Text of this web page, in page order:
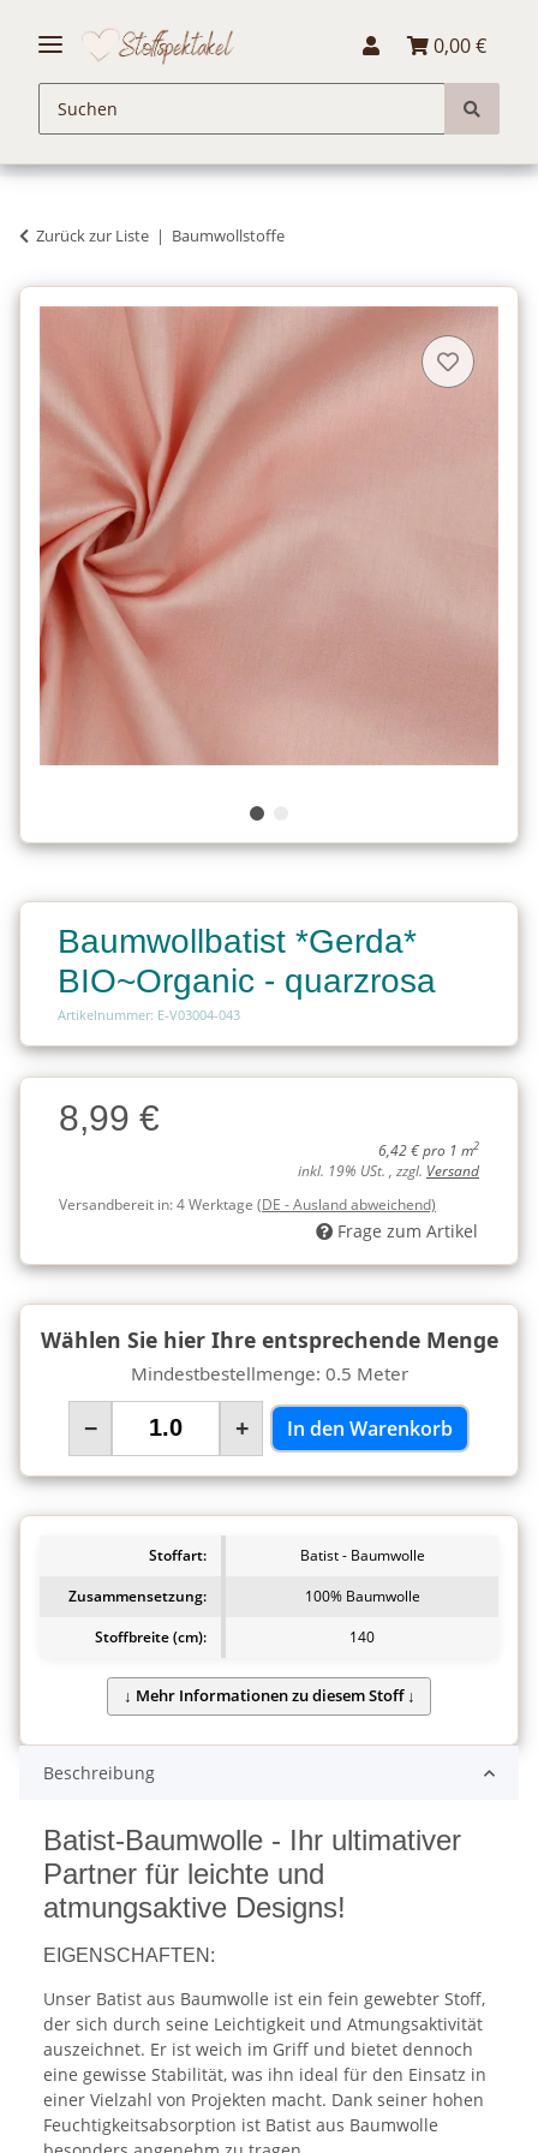
0,00 €
Zurück zur Liste Baumwollstoffe
Baumwollbatist *Gerda*
BIO~Organic - quarzrosa
Artikelnummer: E-V03004-043
Charge
Charge8,99 €
6,42 € pro 1 m2
inkl. 19% USt. , zzgl. Versand
Versandbereit in:4 Werktage (DE - Ausland abweichend)
Frage zum Artikel
Wählen Sie hier Ihre entsprechende Menge
Mindestbestellmenge: 0.5 Meter
− + In den Warenkorb
Stoffart:
Batist - Baumwolle
Zusammensetzung:
100% Baumwolle
Stoffbreite (cm):
140
Beschreibung
Batist-Baumwolle - Ihr ultimativer
Partner für leichte und
atmungsaktive Designs!
EIGENSCHAFTEN:
Unser Batist aus Baumwolle ist ein fein gewebter Stoff,
der sich durch seine Leichtigkeit und Atmungsaktivität
auszeichnet. Er ist weich im Griff und bietet dennoch
eine gewisse Stabilität, was ihn ideal für den Einsatz in
einer Vielzahl von Projekten macht. Dank seiner hohen
Feuchtigkeitsabsorption ist Batist aus Baumwolle